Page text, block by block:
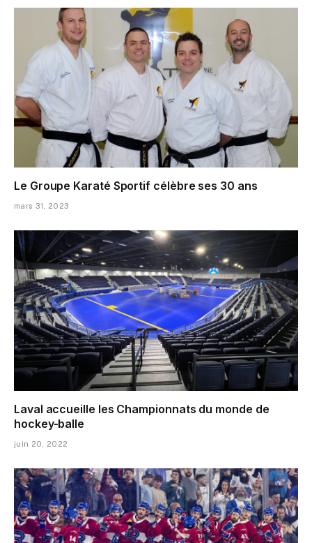
Le Groupe Karaté Sportif célèbre ses 30 ans
mars 31, 2023
Laval accueille les Championnats du monde de
hockey-balle
juin 20, 2022